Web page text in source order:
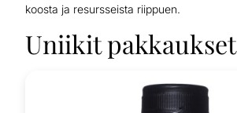
koosta ja resursseista riippuen.
Uniikit pakkaukset